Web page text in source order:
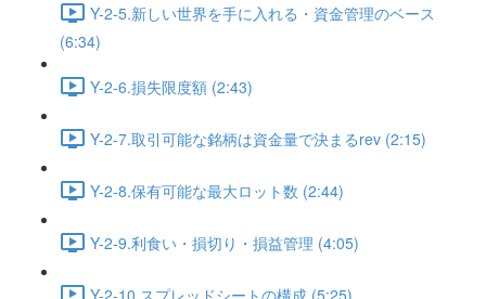
Y-2-5.新しい世界を手に入れる・資金管理のベース
(6:34)
Y-2-6.損失限度額 (2:43)
Y-2-7.取引可能な銘柄は資金量で決まるrev (2:15)
Y-2-8.保有可能な最大ロット数 (2:44)
Y-2-9.利食い・損切り・損益管理 (4:05)
Y-2-10.スプレッドシートの構成 (5:25)